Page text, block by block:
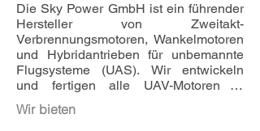
Die Sky Power GmbH ist ein führender
Hersteller von Zweitakt-
Verbrennungsmotoren, Wankelmotoren
und Hybridantrieben für unbemannte
Flugsysteme (UAS). Wir entwickeln
und fertigen alle UAV-Motoren in
Deutschland und legen besonderen
Wert auf Qualität und Zuverlässigkeit.
Wir bieten